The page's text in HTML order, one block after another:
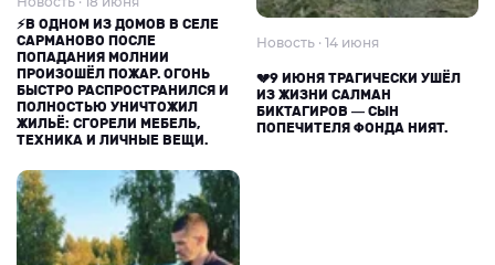
⚡В ОДНОМ ИЗ ДОМОВ В СЕЛЕ
САРМАНОВО ПОСЛЕ
ПОПАДАНИЯ МОЛНИИ
ПРОИЗОШЁЛ ПОЖАР. ОГОНЬ
БЫСТРО РАСПРОСТРАНИЛСЯ И
ПОЛНОСТЬЮ УНИЧТОЖИЛ
ЖИЛЬЁ: СГОРЕЛИ МЕБЕЛЬ,
ТЕХНИКА И ЛИЧНЫЕ ВЕЩИ.
Новость · 14 июня
💔9 ИЮНЯ ТРАГИЧЕСКИ УШЁЛ
ИЗ ЖИЗНИ САЛМАН
БИКТАГИРОВ — СЫН
ПОПЕЧИТЕЛЯ ФОНДА НИЯТ.